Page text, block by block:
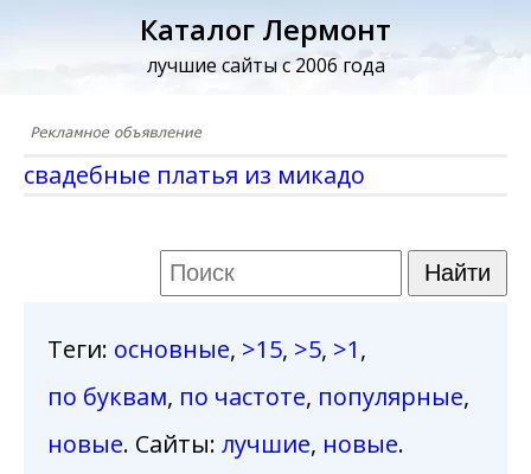
Каталог Лермонт
лучшие сайты с 2006 года
свадебные платья из микадо
Теги: основные, >15, >5, >1,
по буквам, по частоте, популярные,
новые. Сайты: лучшие, новые.